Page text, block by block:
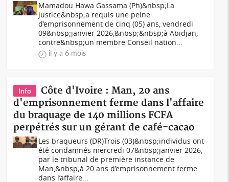
Mamadou Hawa Gassama (Ph)&nbsp;La
justice&nbsp;a requis une peine
d’emprisonnement de cinq (05) ans, vendredi
09&nbsp;janvier 2026,&nbsp;&nbsp;à Abidjan,
contre&nbsp;un membre Conseil nation...
il y a 6 mois
Info
Côte d'Ivoire : Man, 20 ans
d'emprisonnement ferme dans l'affaire
du braquage de 140 millions FCFA
perpétrés sur un gérant de café-cacao
Les braqueurs (DR)Trois (03)&nbsp;individus ont
été condamnés mercredi 07&nbsp;janvier 2026,
par le tribunal de première instance de
Man,&nbsp;à 20 ans d’emprisonnement ferme
dans l’affaire...